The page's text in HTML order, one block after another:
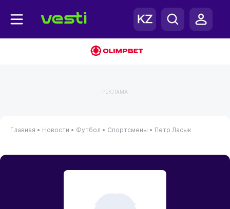
РЕКЛАМА
Главная • Новости • Футбол • Спортсмены • Петр Ласык